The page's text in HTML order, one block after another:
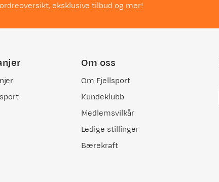
eksklusive tilbud og mer!
Om oss
Om Fjellsport
Kundeklubb
Medlemsvilkår
Ledige stillinger
Bærekraft